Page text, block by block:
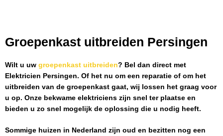
Groepenkast uitbreiden Persingen
Wilt u uw groepenkast uitbreiden? Bel dan direct met
Elektricien Persingen. Of het nu om een reparatie of om het
uitbreiden van de groepenkast gaat, wij lossen het graag voor
u op. Onze bekwame elektriciens zijn snel ter plaatse en
bieden u zo snel mogelijk de oplossing die u nodig heeft.
Sommige huizen in Nederland zijn oud en bezitten nog een